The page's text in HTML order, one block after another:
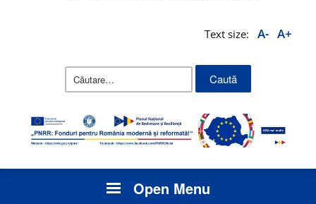
Text size: A- A+
Caută
Open Menu